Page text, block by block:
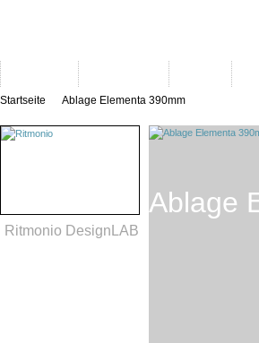
Startseite Ablage Elementa 390mm
Ritmonio DesignLAB
Ablage